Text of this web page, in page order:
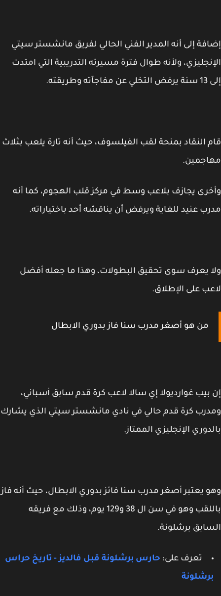
إلى أنه المدير الفني الحالي لفريق مانشستر سيتي
ولأنه طوال فترة مسيرته التدريبية التي امتدت
وطريقته.
النقاد بمنحة لقب الفيلسوف، حيث أنه تارة يلعب بثلاث
يجازف بلاعب وسط في مركز قلب الهجوم، كما أنه
عنيد للغاية ويرفض أن يناقشه أحد باختياراته.
يعرف سوى تحقيق البطولات، وهذا ما جعله أفضل
على الإطلاق.
من هو أصغر مدرب سنا فاز بدوري الابطال
بيب غوارديولا إي سالا لاعب كرة قدم سابق أسباني،
كرة قدم حالي في نادي مانشستر سيتي الذي يشارك
الإنجليزي الممتاز.
يعتبر أصغر مدرب سنا فائز بدوري الابطال، حيث أنه فاز
باللقب وهو في سن ال 38 و129 يوم، وذلك مع فريقه
برشلونة.
تعرف على:حارس برشلونة قبل فالديز - تاريخ حراس